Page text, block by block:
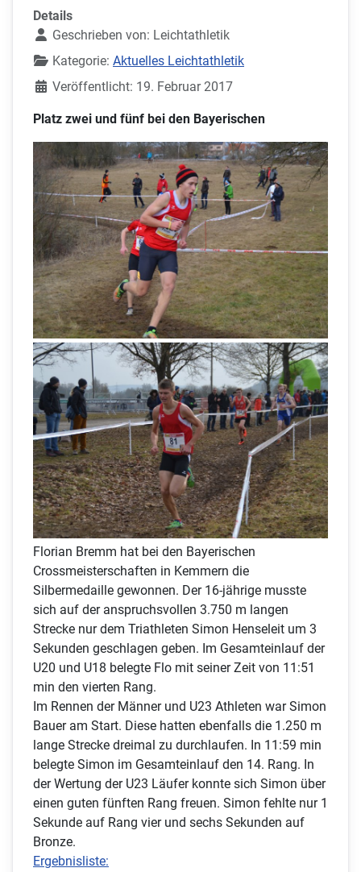
Details
Geschrieben von: Leichtathletik
Kategorie: Aktuelles Leichtathletik
Veröffentlicht: 19. Februar 2017
Platz zwei und fünf bei den Bayerischen
Florian Bremm hat bei den Bayerischen
Crossmeisterschaften in Kemmern die
Silbermedaille gewonnen. Der 16-jährige musste
sich auf der anspruchsvollen 3.750 m langen
Strecke nur dem Triathleten Simon Henseleit um 3
Sekunden geschlagen geben. Im Gesamteinlauf der
U20 und U18 belegte Flo mit seiner Zeit von 11:51
min den vierten Rang.
Im Rennen der Männer und U23 Athleten war Simon
Bauer am Start. Diese hatten ebenfalls die 1.250 m
lange Strecke dreimal zu durchlaufen. In 11:59 min
belegte Simon im Gesamteinlauf den 14. Rang. In
der Wertung der U23 Läufer konnte sich Simon über
einen guten fünften Rang freuen. Simon fehlte nur 1
Sekunde auf Rang vier und sechs Sekunden auf
Bronze.
Ergebnisliste: